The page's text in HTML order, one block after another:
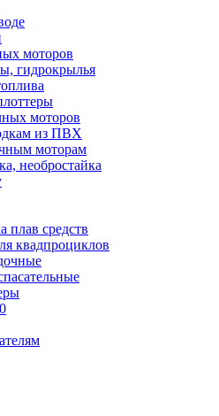
моторов
гидрокрылья
моторов
из ПВХ
моторам
необростайка
плав средств
квадпроциклов